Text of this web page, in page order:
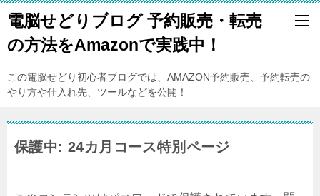
電脳せどりブログ 予約販売・転売
の方法をAmazonで実践中！
この電脳せどり初心者ブログでは、AMAZON予約販売、予約転売の
やり方や仕入れ先、ツールなどを公開！
保護中: 24カ月コース特別ページ